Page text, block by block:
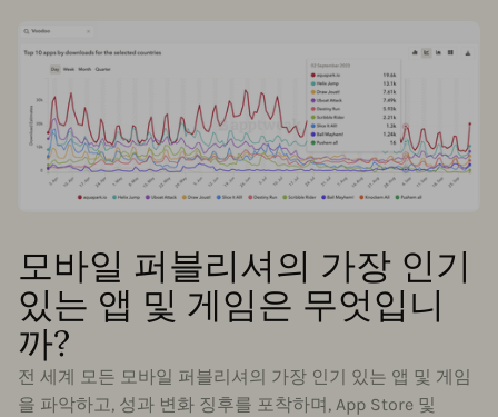
모바일 퍼블리셔의 가장 인기
있는 앱 및 게임은 무엇입니
까?
전 세계 모든 모바일 퍼블리셔의 가장 인기 있는 앱 및 게임
을 파악하고, 성과 변화 징후를 포착하며, App Store 및